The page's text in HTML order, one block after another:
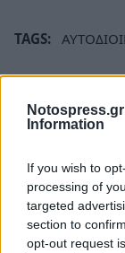
Information
If you wish to
processing of
targeted
section to
opt-out request
TAGS: